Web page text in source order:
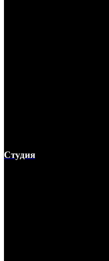
Студия